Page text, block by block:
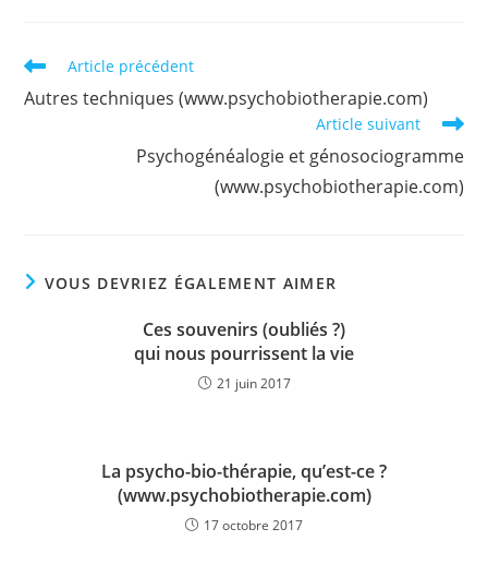
Read
articles
Article précédent
Autres techniques (www.psychobiotherapie.com)
Article suivant
Psychogénéalogie et génosociogramme
(www.psychobiotherapie.com)
VOUS DEVRIEZ ÉGALEMENT AIMER
Ces souvenirs (oubliés ?)
qui nous pourrissent la vie
21 juin 2017
La psycho-bio-thérapie, qu’est-ce ?
(www.psychobiotherapie.com)
17 octobre 2017